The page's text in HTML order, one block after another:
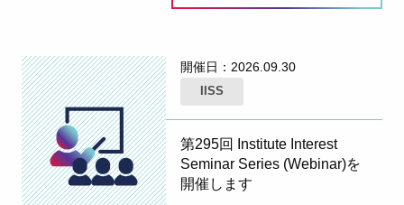
開催日： 2026.09.30
IISS
第295回 Institute Interest
Seminar Series (Webinar)を
開催します